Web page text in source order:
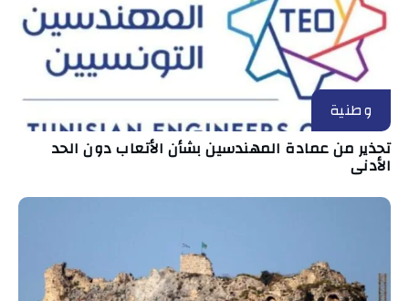
وطنية
تحذير من عمادة المهندسين بشأن الأتعاب دون الحد
الأدنى